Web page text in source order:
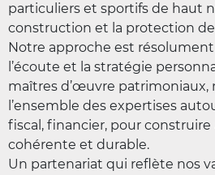
particuliers et sportifs de haut
construction et la protection
Notre approche est
l’écoute et la stratégie
maîtres d’œuvre patrimoniaux,
l’ensemble des expertises
fiscal, financier, pour
cohérente et durable.
Un partenariat qui reflète nos